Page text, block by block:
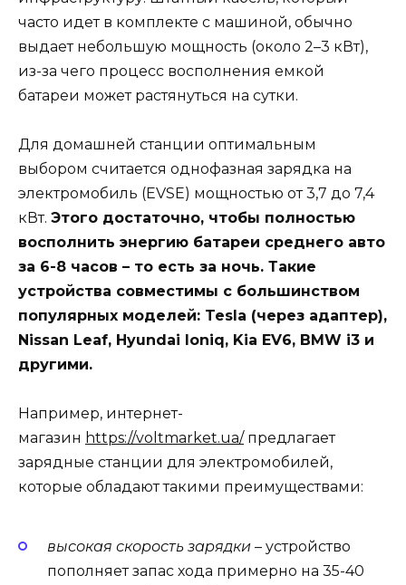
часто идет в комплекте с машиной, обычно
выдает небольшую мощность (около 2–3 кВт),
из-за чего процесс восполнения емкой
батареи может растянуться на сутки.
Для домашней станции оптимальным
выбором считается однофазная зарядка на
электромобиль (EVSE) мощностью от 3,7 до 7,4
кВт. Этого достаточно, чтобы полностью
восполнить энергию батареи среднего авто
за 6-8 часов – то есть за ночь. Такие
устройства совместимы с большинством
популярных моделей: Tesla (через адаптер),
Nissan Leaf, Hyundai Ioniq, Kia EV6, BMW i3 и
другими.
Например, интернет-
магазин https://voltmarket.ua/предлагает
зарядные станции для электромобилей,
которые обладают такими преимуществами:
высокая скорость зарядки – устройство
пополняет запас хода примерно на 35-40